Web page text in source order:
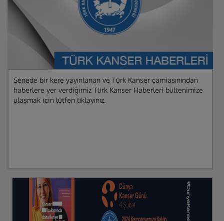
Senede bir kere yayınlanan ve Türk Kanser camiasınından
haberlere yer verdiğimiz Türk Kanser Haberleri bültenimize
ulaşmak için lütfen tıklayınız.